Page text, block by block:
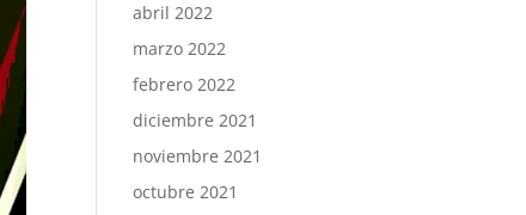
abril 2022
marzo 2022
febrero 2022
diciembre 2021
noviembre 2021
octubre 2021